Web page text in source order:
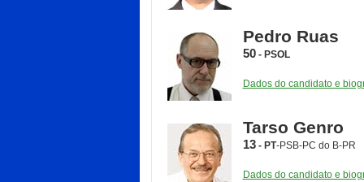
Pedro Ruas
50- PSOL
Dados do candidato e
Tarso Genro
13- PT-PSB-PC do B-PR
Dados do candidato e